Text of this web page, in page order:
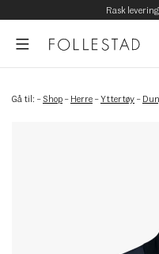
Rask
Gå til: – Shop – Herre –Yttertøy –